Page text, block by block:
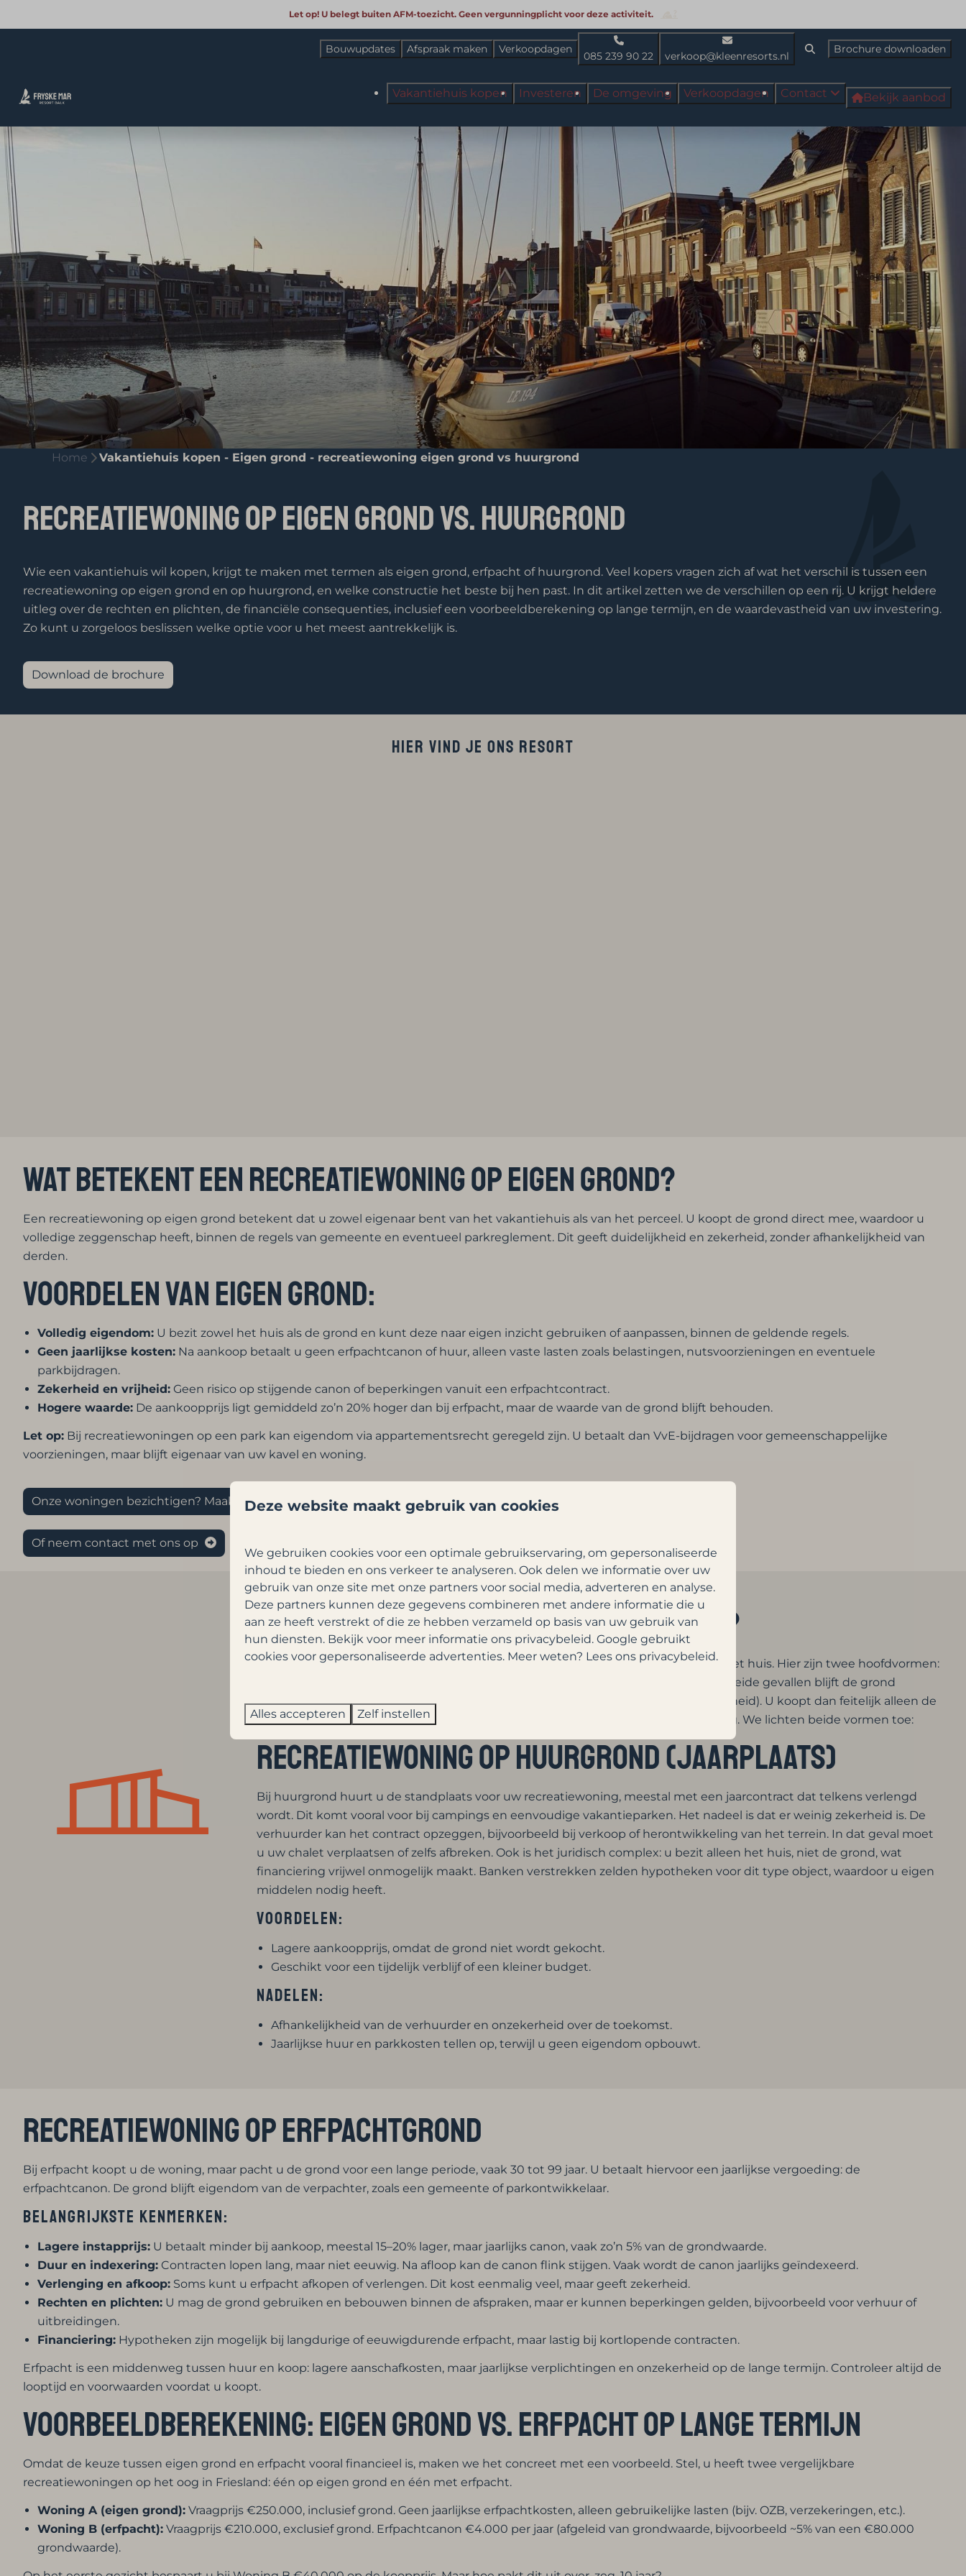
Let op! U belegt buiten AFM-toezicht. Geen vergunningplicht voor deze activiteit.
Bouwupdates Afspraak maken Verkoopdagen
085 239 90 22 verkoop@kleenresorts.nl
Brochure downloaden
Vakantiehuis kopen Investeren De omgeving Verkoopdagen Contact Bekijk aanbod
Home Vakantiehuis kopen - Eigen grond - recreatiewoning eigen grond vs huurgrond
Recreatiewoning op eigen grond vs. huurgrond
Wie een vakantiehuis wil kopen, krijgt te maken met termen als eigen grond, erfpacht of huurgrond. Veel kopers vragen zich af wat het verschil is tussen een
recreatiewoning op eigen grond en op huurgrond, en welke constructie het beste bij hen past. In dit artikel zetten we de verschillen op een rij. U krijgt heldere
uitleg over de rechten en plichten, de financiële consequenties, inclusief een voorbeeldberekening op lange termijn, en de waardevastheid van uw investering.
Zo kunt u zorgeloos beslissen welke optie voor u het meest aantrekkelijk is.
Download de brochure
Hier vind je ons resort
Wat betekent een recreatiewoning op eigen grond?
Een recreatiewoning op eigen grond betekent dat u zowel eigenaar bent van het vakantiehuis als van het perceel. U koopt de grond direct mee, waardoor u
volledige zeggenschap heeft, binnen de regels van gemeente en eventueel parkreglement. Dit geeft duidelijkheid en zekerheid, zonder afhankelijkheid van
derden.
Voordelen van eigen grond:
Volledig eigendom: U bezit zowel het huis als de grond en kunt deze naar eigen inzicht gebruiken of aanpassen, binnen de geldende regels.
Geen jaarlijkse kosten: Na aankoop betaalt u geen erfpachtcanon of huur, alleen vaste lasten zoals belastingen, nutsvoorzieningen en eventuele
parkbijdragen.
Zekerheid en vrijheid: Geen risico op stijgende canon of beperkingen vanuit een erfpachtcontract.
Hogere waarde: De aankoopprijs ligt gemiddeld zo’n 20% hoger dan bij erfpacht, maar de waarde van de grond blijft behouden.
Let op: Bij recreatiewoningen op een park kan eigendom via appartementsrecht geregeld zijn. U betaalt dan VvE-bijdragen voor gemeenschappelijke
voorzieningen, maar blijft eigenaar van uw kavel en woning.
Onze woningen bezichtigen? Maak een vrijblijvende afspraak
Of neem contact met ons op
Wat houdt erfpacht of huurgrond in?
Naar eigen grond bestaan er constructies waarbij u niet de grond bezit, maar wel het huis. Hier zijn twee hoofdvormen:
huurgrond (korte termijn huur) en erfpacht (langdurig recht om te gebruiken). In beide gevallen blijft de grond
eigendom van een ander (bijvoorbeeld het vakantiepark, een particulier of de overheid). U koopt dan feitelijk alleen de
opstallen (het huis/chalet) en krijgt het recht de grond te gebruiken tegen betaling. We lichten beide vormen toe:
Recreatiewoning op huurgrond (jaarplaats)
Bij huurgrond huurt u de standplaats voor uw recreatiewoning, meestal met een jaarcontract dat telkens verlengd
wordt. Dit komt vooral voor bij campings en eenvoudige vakantieparken. Het nadeel is dat er weinig zekerheid is. De
verhuurder kan het contract opzeggen, bijvoorbeeld bij verkoop of herontwikkeling van het terrein. In dat geval moet
u uw chalet verplaatsen of zelfs afbreken. Ook is het juridisch complex: u bezit alleen het huis, niet de grond, wat
financiering vrijwel onmogelijk maakt. Banken verstrekken zelden hypotheken voor dit type object, waardoor u eigen
middelen nodig heeft.
Voordelen:
Lagere aankoopprijs, omdat de grond niet wordt gekocht.
Geschikt voor een tijdelijk verblijf of een kleiner budget.
Nadelen:
Afhankelijkheid van de verhuurder en onzekerheid over de toekomst.
Jaarlijkse huur en parkkosten tellen op, terwijl u geen eigendom opbouwt.
Recreatiewoning op erfpachtgrond
Bij erfpacht koopt u de woning, maar pacht u de grond voor een lange periode, vaak 30 tot 99 jaar. U betaalt hiervoor een jaarlijkse vergoeding: de
erfpachtcanon. De grond blijft eigendom van de verpachter, zoals een gemeente of parkontwikkelaar.
Belangrijkste kenmerken:
Lagere instapprijs: U betaalt minder bij aankoop, meestal 15–20% lager, maar jaarlijks canon, vaak zo’n 5% van de grondwaarde.
Duur en indexering: Contracten lopen lang, maar niet eeuwig. Na afloop kan de canon flink stijgen. Vaak wordt de canon jaarlijks geïndexeerd.
Verlenging en afkoop: Soms kunt u erfpacht afkopen of verlengen. Dit kost eenmalig veel, maar geeft zekerheid.
Rechten en plichten: U mag de grond gebruiken en bebouwen binnen de afspraken, maar er kunnen beperkingen gelden, bijvoorbeeld voor verhuur of
uitbreidingen.
Financiering: Hypotheken zijn mogelijk bij langdurige of eeuwigdurende erfpacht, maar lastig bij kortlopende contracten.
Erfpacht is een middenweg tussen huur en koop: lagere aanschafkosten, maar jaarlijkse verplichtingen en onzekerheid op de lange termijn. Controleer altijd de
looptijd en voorwaarden voordat u koopt.
Voorbeeldberekening: eigen grond vs. erfpacht op lange termijn
Omdat de keuze tussen eigen grond en erfpacht vooral financieel is, maken we het concreet met een voorbeeld. Stel, u heeft twee vergelijkbare
recreatiewoningen op het oog in Friesland: één op eigen grond en één met erfpacht.
Woning A (eigen grond): Vraagprijs €250.000, inclusief grond. Geen jaarlijkse erfpachtkosten, alleen gebruikelijke lasten (bijv. OZB, verzekeringen, etc.).
Woning B (erfpacht): Vraagprijs €210.000, exclusief grond. Erfpachtcanon €4.000 per jaar (afgeleid van grondwaarde, bijvoorbeeld ~5% van een €80.000
grondwaarde).
Deze website maakt gebruik van cookies
We gebruiken cookies voor een optimale gebruikservaring, om gepersonaliseerde
inhoud te bieden en ons verkeer te analyseren. Ook delen we informatie over uw
gebruik van onze site met onze partners voor social media, adverteren en analyse.
Deze partners kunnen deze gegevens combineren met andere informatie die u
aan ze heeft verstrekt of die ze hebben verzameld op basis van uw gebruik van
hun diensten. Bekijk voor meer informatie ons privacybeleid. Google gebruikt
cookies voor gepersonaliseerde advertenties. Meer weten? Lees ons privacybeleid.
Alles accepteren Zelf instellen